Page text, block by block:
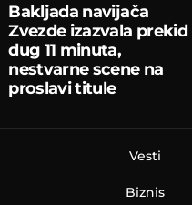
Bakljada navijača
Zvezde izazvala prekid
dug 11 minuta,
nestvarne scene na
proslavi titule
Vesti
Biznis